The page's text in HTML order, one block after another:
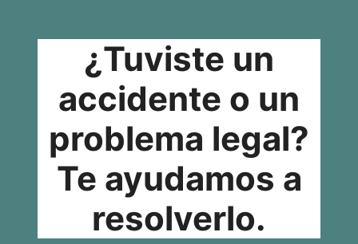
¿Tuviste un
accidente o un
problema legal?
Te ayudamos a
resolverlo.